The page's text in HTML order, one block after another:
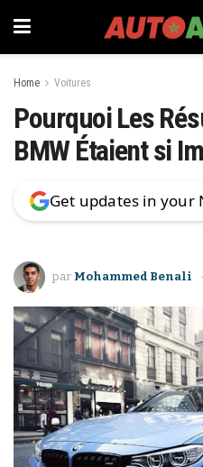
Home Voitures
Pourquoi Les
BMW Étaient si
Get updates in your
par Mohammed Benali